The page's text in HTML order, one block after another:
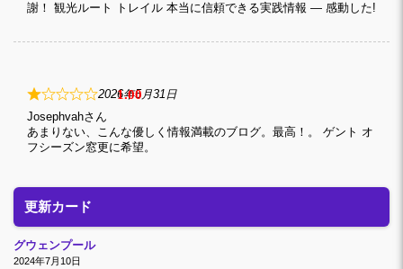
謝！ 観光ルート トレイル 本当に信頼できる実践情報 — 感動した!
1
2026年5月31日
あまりない、こんな優しく情報満載のブログ。最高！。 ゲント オ
フシーズン窓更に希望。
Josephvah
更新カード
グウェンプール
2024年7月10日